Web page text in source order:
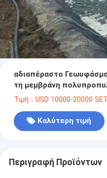
αδιαπέραστο
τη μεμβράνη
Τιμή：USD 10000-20000 SET
Καλύτερη τιμή
Περιγραφή Προϊόντων